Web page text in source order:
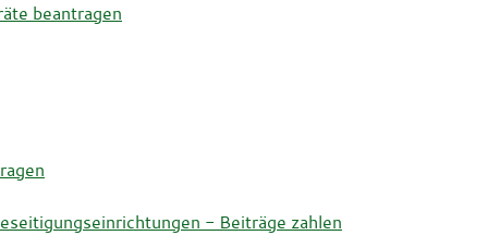
beantragen
- Beiträge zahlen